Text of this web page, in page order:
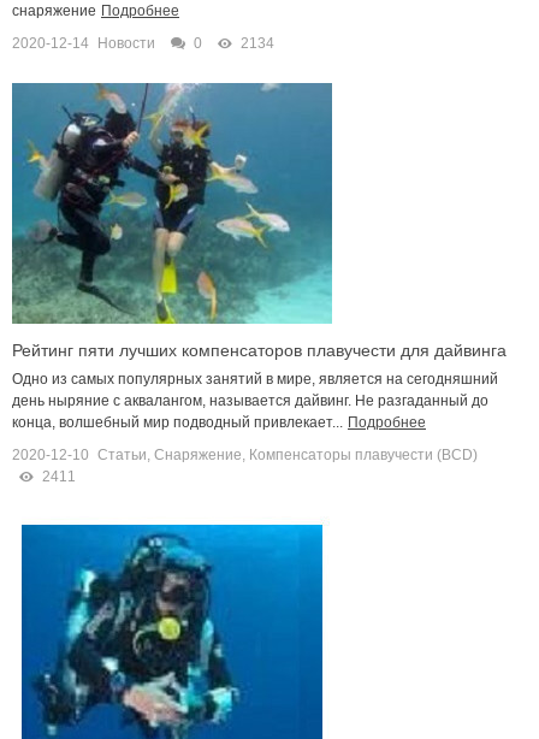
снаряжение Подробнее
2020-12-14 Новости 0 2134
Рейтинг пяти лучших компенсаторов плавучести для дайвинга
Одно из самых популярных занятий в мире, является на сегодняшний
день ныряние с аквалангом, называется дайвинг. Не разгаданный до
конца, волшебный мир подводный привлекает... Подробнее
2020-12-10 Статьи, Снаряжение, Компенсаторы плавучести (BCD)
2411